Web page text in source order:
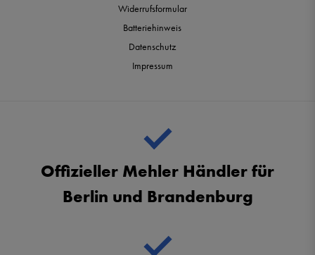
Widerrufsformular
Batteriehinweis
Datenschutz
Impressum
Offizieller Mehler Händler für
Berlin und Brandenburg